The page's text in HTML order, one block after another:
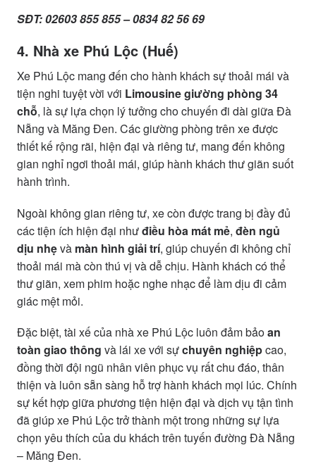
SĐT: 02603 855 855 – 0834 82 56 69
4. Nhà xe Phú Lộc (Huế)
Xe Phú Lộc mang đến cho hành khách sự thoải mái và
tiện nghi tuyệt vời với Limousine giường phòng 34
chỗ, là sự lựa chọn lý tưởng cho chuyến đi dài giữa Đà
Nẵng và Măng Đen. Các giường phòng trên xe được
thiết kế rộng rãi, hiện đại và riêng tư, mang đến không
gian nghỉ ngơi thoải mái, giúp hành khách thư giãn suốt
hành trình.
Ngoài không gian riêng tư, xe còn được trang bị đầy đủ
các tiện ích hiện đại nhưđiều hòa mát mẻ, đèn ngủ
dịu nhẹvà màn hình giải trí, giúp chuyến đi không chỉ
thoải mái mà còn thú vị và dễ chịu. Hành khách có thể
thư giãn, xem phim hoặc nghe nhạc để làm dịu đi cảm
giác mệt mỏi.
Đặc biệt, tài xế của nhà xe Phú Lộc luôn đảm bảoan
toàn giao thông và lái xe với sựchuyên nghiệpcao,
đồng thời đội ngũ nhân viên phục vụ rất chu đáo, thân
thiện và luôn sẵn sàng hỗ trợ hành khách mọi lúc. Chính
sự kết hợp giữa phương tiện hiện đại và dịch vụ tận tình
đã giúp xe Phú Lộc trở thành một trong những sự lựa
chọn yêu thích của du khách trên tuyến đường Đà Nẵng
– Măng Đen.